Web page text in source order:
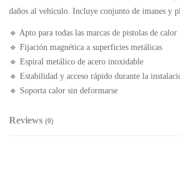
daños al vehículo. Incluye conjunto de imanes y
🔹 Apto para todas las marcas de pistolas de calor
🔹 Fijación magnética a superficies metálicas
🔹 Espiral metálico de acero inoxidable
🔹 Estabilidad y acceso rápido durante la
🔹 Soporta calor sin deformarse
Reviews (0)